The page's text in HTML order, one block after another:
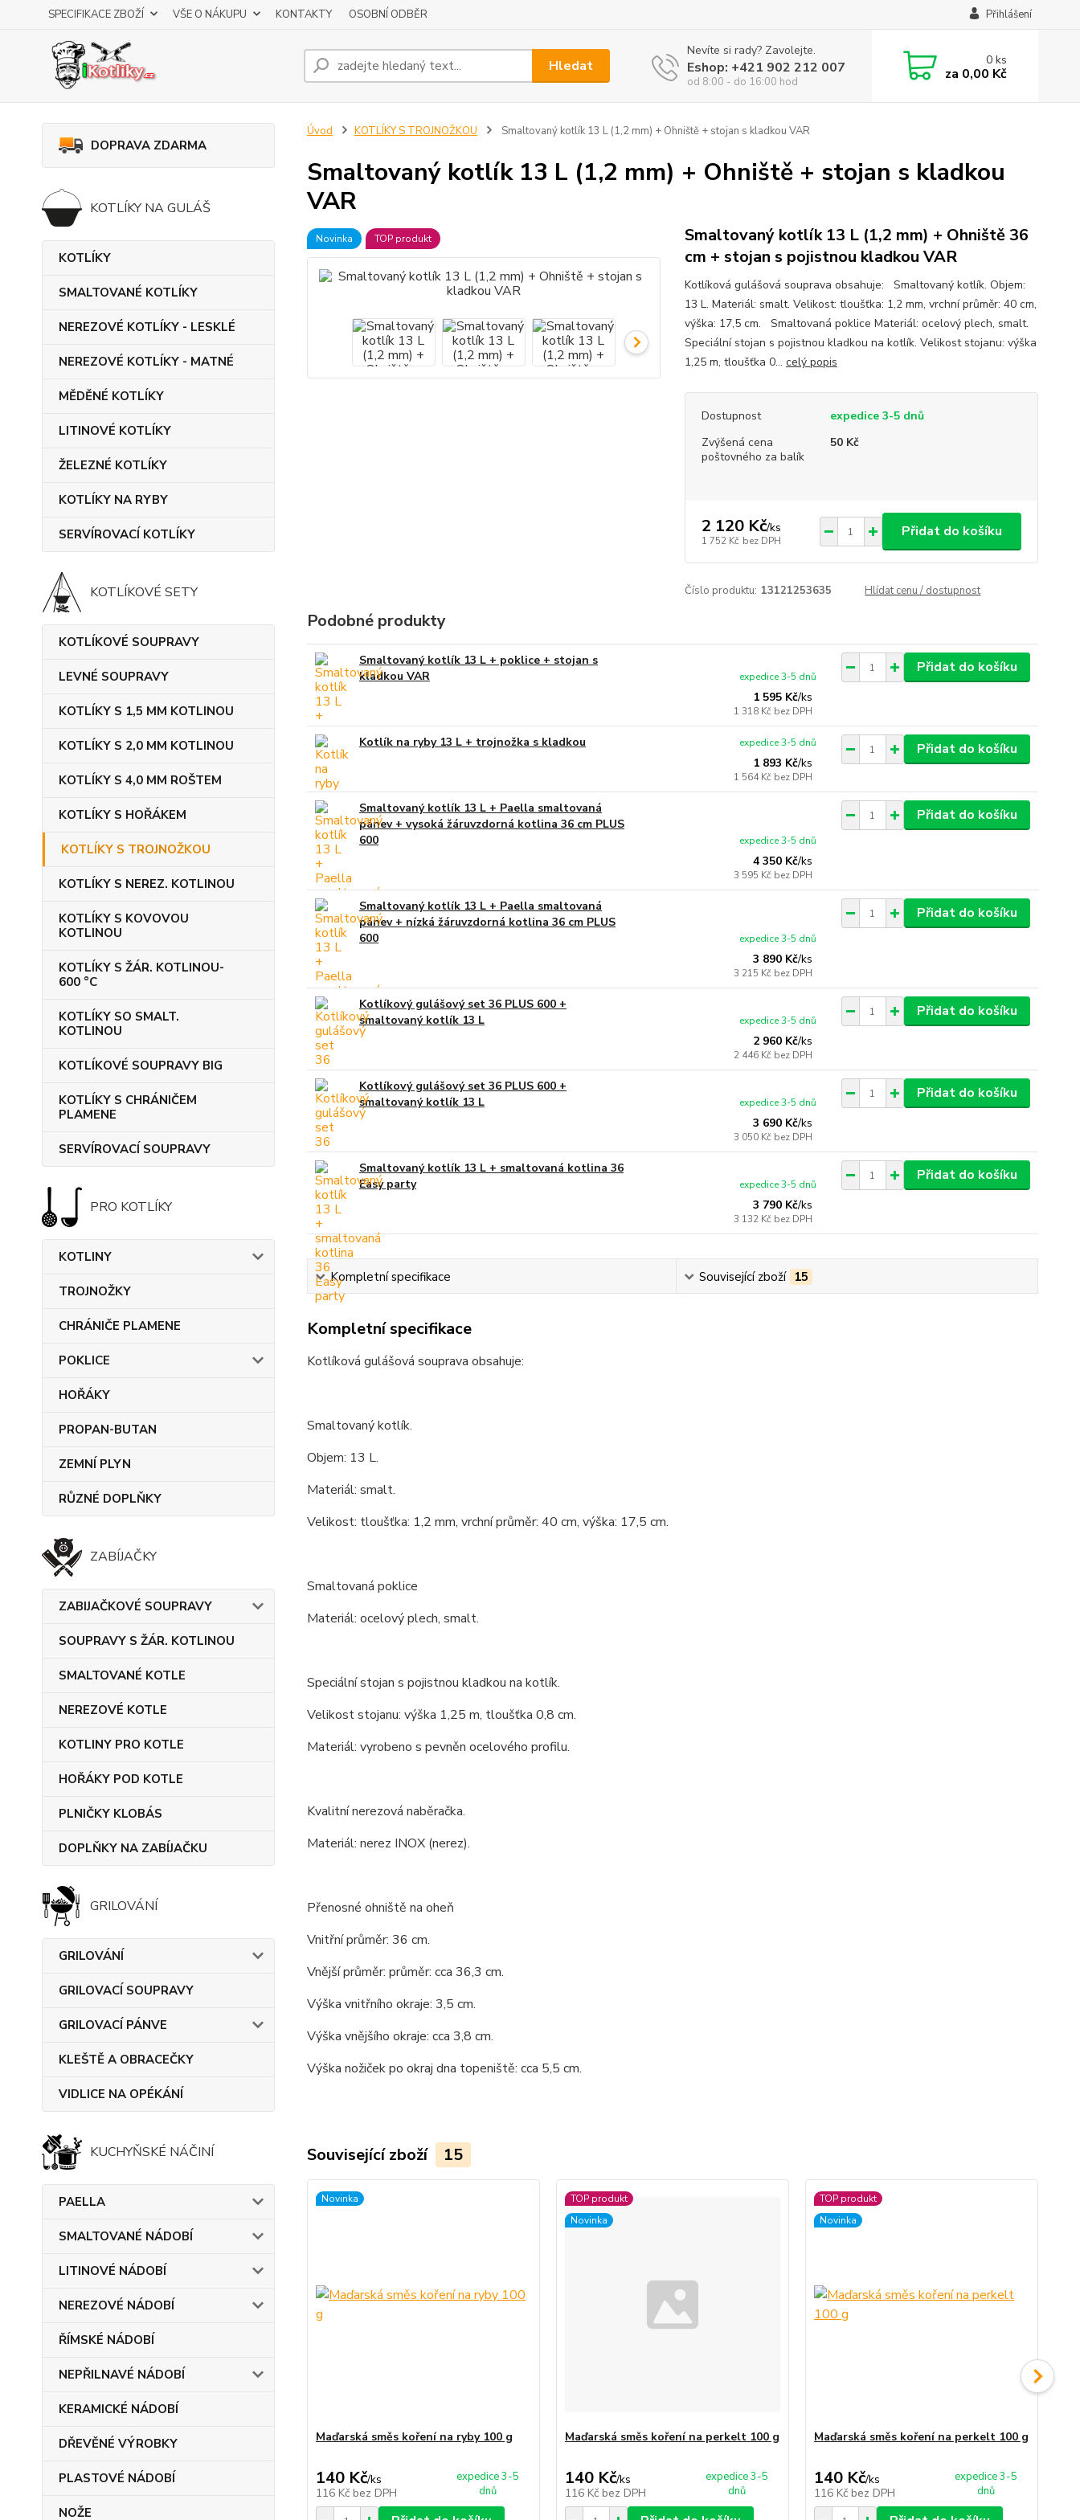
SPECIFIKACE ZBOŽÍ VŠE O NÁKUPU KONTAKTY OSOBNÍ ODBĚR Přihlášení
Hledat
Nevíte si rady? Zavolejte.
Eshop: +421 902 212 007
od 8:00 - do 16:00 hod
0ks
za 0,00 Kč
DOPRAVA ZDARMA
KOTLÍKY NA GULÁŠ
KOTLÍKY
SMALTOVANÉ KOTLÍKY
NEREZOVÉ KOTLÍKY - LESKLÉ
NEREZOVÉ KOTLÍKY - MATNÉ
MĚDĚNÉ KOTLÍKY
LITINOVÉ KOTLÍKY
ŽELEZNÉ KOTLÍKY
KOTLÍKY NA RYBY
SERVÍROVACÍ KOTLÍKY
KOTLÍKOVÉ SETY
KOTLÍKOVÉ SOUPRAVY
LEVNÉ SOUPRAVY
KOTLÍKY S 1,5 MM KOTLINOU
KOTLÍKY S 2,0 MM KOTLINOU
KOTLÍKY S 4,0 MM ROŠTEM
KOTLÍKY S HOŘÁKEM
KOTLÍKY S TROJNOŽKOU
KOTLÍKY S NEREZ. KOTLINOU
KOTLÍKY S KOVOVOU
KOTLINOU
KOTLÍKY S ŽÁR. KOTLINOU-
600 °C
KOTLÍKY SO SMALT.
KOTLINOU
KOTLÍKOVÉ SOUPRAVY BIG
KOTLÍKY S CHRÁNIČEM
PLAMENE
SERVÍROVACÍ SOUPRAVY
PRO KOTLÍKY
KOTLINY
TROJNOŽKY
CHRÁNIČE PLAMENE
POKLICE
HOŘÁKY
PROPAN-BUTAN
ZEMNÍ PLYN
RŮZNÉ DOPLŇKY
ZABÍJAČKY
ZABIJAČKOVÉ SOUPRAVY
SOUPRAVY S ŽÁR. KOTLINOU
SMALTOVANÉ KOTLE
NEREZOVÉ KOTLE
KOTLINY PRO KOTLE
HOŘÁKY POD KOTLE
PLNIČKY KLOBÁS
DOPLŇKY NA ZABÍJAČKU
GRILOVÁNÍ
GRILOVÁNÍ
GRILOVACÍ SOUPRAVY
GRILOVACÍ PÁNVE
KLEŠTĚ A OBRACEČKY
VIDLICE NA OPÉKÁNÍ
KUCHYŇSKÉ NÁČINÍ
PAELLA
SMALTOVANÉ NÁDOBÍ
LITINOVÉ NÁDOBÍ
NEREZOVÉ NÁDOBÍ
ŘÍMSKÉ NÁDOBÍ
NEPŘILNAVÉ NÁDOBÍ
KERAMICKÉ NÁDOBÍ
DŘEVĚNÉ VÝROBKY
PLASTOVÉ NÁDOBÍ
NOŽE
Úvod KOTLÍKY S TROJNOŽKOU Smaltovaný kotlík 13 L (1,2 mm) + Ohniště + stojan s kladkou VAR
Smaltovaný kotlík 13 L (1,2 mm) + Ohniště + stojan s kladkou
VAR
Novinka TOP produkt
Smaltovaný kotlík 13 L (1,2 mm) + Ohniště 36
cm + stojan s pojistnou kladkou VAR
Kotlíková gulášová souprava obsahuje: Smaltovaný kotlík. Objem:
13 L. Materiál: smalt. Velikost: tloušťka: 1,2 mm, vrchní průměr: 40 cm,
výška: 17,5 cm. Smaltovaná poklice Materiál: ocelový plech, smalt.
Speciální stojan s pojistnou kladkou na kotlík. Velikost stojanu: výška
1,25 m, tloušťka 0... celý popis
Dostupnost
expedice 3-5 dnů
Zvýšená cena
poštovného za balík
50 Kč
2 120 Kč/ks
1 752 Kč bez DPH
Přidat do košíku
Číslo produktu: 13121253635 Hlídat cenu / dostupnost
Podobné produkty
Smaltovaný kotlík 13 L + poklice + stojan s
kladkou VAR
1 595 Kč/ks
1 318 Kč bez DPH
expedice 3-5 dnů
Přidat do košíku
Kotlík na ryby 13 L + trojnožka s kladkou
1 893 Kč/ks
1 564 Kč bez DPH
expedice 3-5 dnů Přidat do košíku
Smaltovaný kotlík 13 L + Paella smaltovaná
pánev + vysoká žáruvzdorná kotlina 36 cm PLUS
600
4 350 Kč/ks
3 595 Kč bez DPH
expedice 3-5 dnů
Přidat do košíku
Smaltovaný kotlík 13 L + Paella smaltovaná
pánev + nízká žáruvzdorná kotlina 36 cm PLUS
600
3 890 Kč/ks
3 215 Kč bez DPH
expedice 3-5 dnů
Přidat do košíku
Kotlíkový gulášový set 36 PLUS 600 +
smaltovaný kotlík 13 L
2 960 Kč/ks
2 446 Kč bez DPH
expedice 3-5 dnů
Přidat do košíku
Kotlíkový gulášový set 36 PLUS 600 +
smaltovaný kotlík 13 L
3 690 Kč/ks
3 050 Kč bez DPH
expedice 3-5 dnů
Přidat do košíku
Smaltovaný kotlík 13 L + smaltovaná kotlina 36
Easy party
3 790 Kč/ks
3 132 Kč bez DPH
expedice 3-5 dnů
Přidat do košíku
Kompletní specifikace Související zboží 15
Kompletní specifikace
Kotlíková gulášová souprava obsahuje:
Smaltovaný kotlík.
Objem: 13 L.
Materiál: smalt.
Velikost: tloušťka: 1,2 mm, vrchní průměr: 40 cm, výška: 17,5 cm.
Smaltovaná poklice
Materiál: ocelový plech, smalt.
Speciální stojan s pojistnou kladkou na kotlík.
Velikost stojanu: výška 1,25 m, tloušťka 0,8 cm.
Materiál: vyrobeno s pevněn ocelového profilu.
Kvalitní nerezová naběračka.
Materiál: nerez INOX (nerez).
Přenosné ohniště na oheň
Vnitřní průměr: 36 cm.
Vnější průměr: průměr: cca 36,3 cm.
Výška vnitřního okraje: 3,5 cm.
Výška vnějšího okraje: cca 3,8 cm.
Výška nožiček po okraj dna topeniště: cca 5,5 cm.
Související zboží 15
Novinka
Maďarská směs koření na ryby 100 g
140 Kč/ks
116 Kč bez DPH
expedice 3-5
dnů
TOP produkt
Novinka
Maďarská směs koření na perkelt 100 g
140 Kč/ks
116 Kč bez DPH
expedice 3-5
dnů
TOP produkt
Novinka
Maďarská směs koření na perkelt 100 g
140 Kč/ks
116 Kč bez DPH
expedice 3-5
dnů